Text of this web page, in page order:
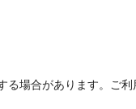
場合があります。ご利